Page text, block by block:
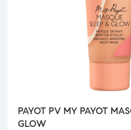
PAYOT PV MY PAYOT
GLOW